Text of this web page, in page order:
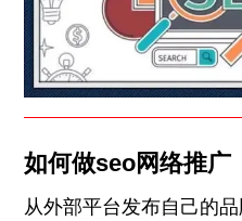
如何做seo网络推广
从外部平台发布自己的